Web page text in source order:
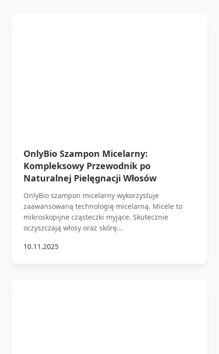
OnlyBio Szampon Micelarny:
Kompleksowy Przewodnik po
Naturalnej Pielęgnacji Włosów
OnlyBio szampon micelarny wykorzystuje
zaawansowaną technologię micelarną. Micele to
mikroskopijne cząsteczki myjące. Skutecznie
oczyszczają włosy oraz skórę...
10.11.2025